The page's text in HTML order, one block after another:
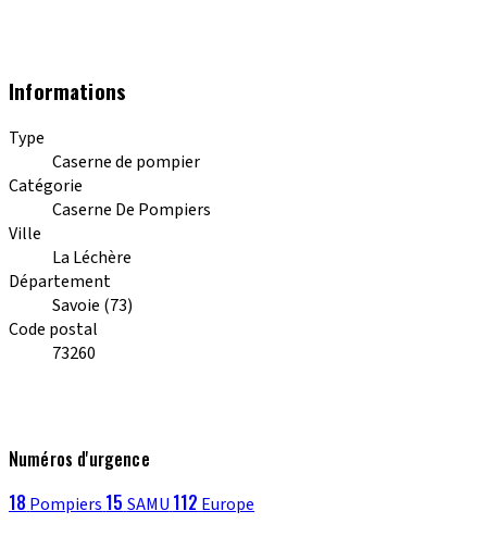
Informations
Type
Caserne de pompier
Catégorie
Caserne De Pompiers
Ville
La Léchère
Département
Savoie (73)
Code postal
73260
Numéros d'urgence
18 Pompiers 15 SAMU 112 Europe